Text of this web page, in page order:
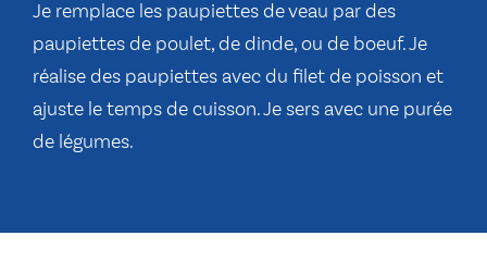
Je remplace les paupiettes de veau par des
paupiettes de poulet, de dinde, ou de boeuf. Je
réalise des paupiettes avec du filet de poisson et
ajuste le temps de cuisson. Je sers avec une purée
de légumes.